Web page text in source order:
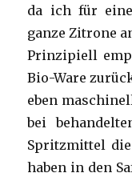
da ich für
ganze Zitrone
Prinzipiell
Bio-Ware
eben
bei
Spritzmittel
haben in den